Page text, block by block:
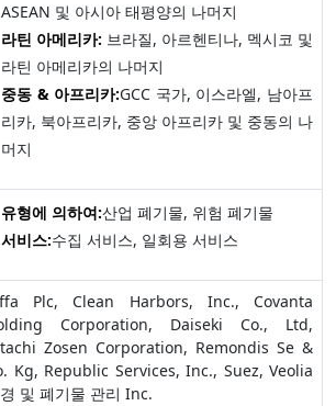
ASEAN 및 아시아 태평양의 나머지
라틴 아메리카: 브라질, 아르헨티나, 멕시코 및
라틴 아메리카의 나머지
중동 & 아프리카:GCC 국가, 이스라엘, 남아프
리카, 북아프리카, 중앙 아프리카 및 중동의 나
머지
유형에 의하여:산업 폐기물, 위험 폐기물
서비스:수집 서비스, 일회용 서비스
Plc, Clean Harbors, Inc., Covanta
Corporation, Daiseki Co., Ltd,
Zosen Corporation, Remondis Se &
Kg, Republic Services, Inc., Suez, Veolia
및 폐기물 관리 Inc.